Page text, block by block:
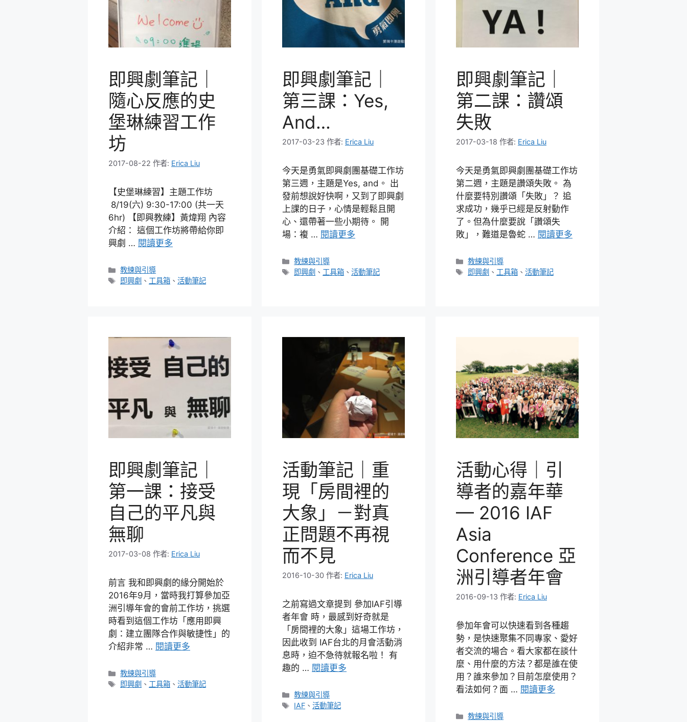
即興劇筆記｜
隨心反應的史
堡琳練習工作
坊
2017-08-22 作者: Erica Liu
【史堡琳練習】主題工作坊
8/19(六) 9:30-17:00 (共一天
6hr) 【即興教練】黃煒翔 內容
介紹： 這個工作坊將帶給你即
興劇 … 閱讀更多
分
類
教練與引導
標
即興劇 、 工具箱 、活動筆記
即興劇筆記｜
第三課：Yes,
And…
2017-03-23 作者: Erica Liu
今天是勇氣即興劇團基礎工作坊
第三週，主題是Yes, and。 出
發前想說好快啊，又到了即興劇
上課的日子，心情是輕鬆且開
心、還帶著一些小期待。 開
場：複 … 閱讀更多
分
類
教練與引導
標
即興劇 、 工具箱 、活動筆記
即興劇筆記｜
第二課：讚頌
失敗
2017-03-18 作者: Erica Liu
今天是勇氣即興劇團基礎工作坊
第二週，主題是讚頌失敗。 為
什麼要特別讚頌「失敗」？ 追
求成功，幾乎已經是反射動作
了。但為什麼要說「讚頌失
敗」，難道是魯蛇 … 閱讀更多
分
類
教練與引導
標
即興劇 、 工具箱 、活動筆記
即興劇筆記｜
第一課：接受
自己的平凡與
無聊
2017-03-08 作者: Erica Liu
前言 我和即興劇的緣分開始於
2016年9月，當時我打算參加亞
洲引導年會的會前工作坊，挑選
時看到這個工作坊「應用即興
劇：建立團隊合作與敏捷性」的
介紹非常 … 閱讀更多
分
類
教練與引導
標
即興劇 、 工具箱 、活動筆記
活動筆記｜重
現「房間裡的
大象」－對真
正問題不再視
而不見
2016-10-30 作者: Erica Liu
之前寫過文章提到 參加IAF引導
者年會 時，最感到好奇就是
「房間裡的大象」這場工作坊，
因此收到 IAF台北的月會活動消
息時，迫不急待就報名啦！ 有
趣的 … 閱讀更多
分
類
教練與引導
標
IAF 、活動筆記
活動心得｜引
導者的嘉年華
— 2016 IAF
Asia
Conference 亞
洲引導者年會
2016-09-13 作者: Erica Liu
參加年會可以快速看到各種趨
勢，是快速聚集不同專家、愛好
者交流的場合。看大家都在談什
麼、用什麼的方法？都是誰在使
用？誰來參加？目前怎麼使用？
看法如何？面 … 閱讀更多
分
教練與引導